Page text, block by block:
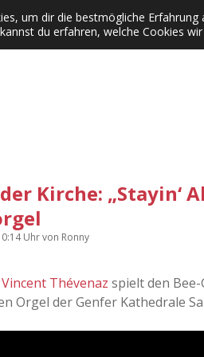
Menü öffnen
KFMW-Disco Dates Instagrams
Kirche: „Stayin‘
Uhrvon Ronny
Vincent Thévenaz spielt den Bee-
Orgel der Genfer Kathedrale
um dir die bestmögliche Erfahrung
kannst du erfahren, welche Cookies